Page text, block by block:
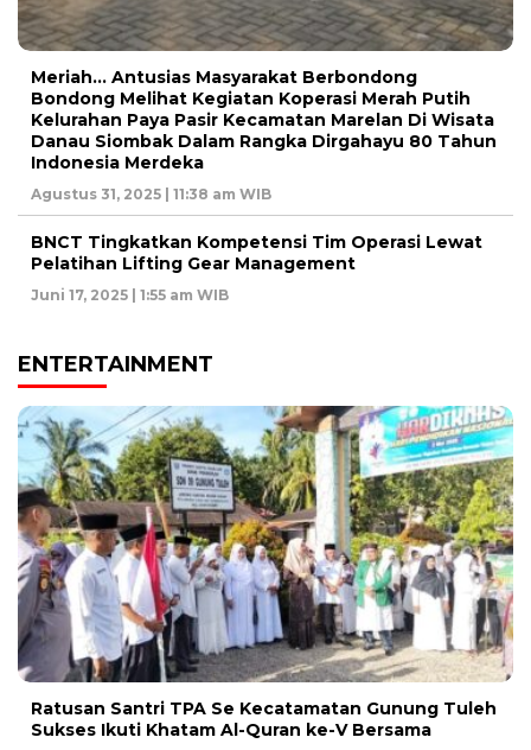
Meriah… Antusias Masyarakat Berbondong
Bondong Melihat Kegiatan Koperasi Merah Putih
Kelurahan Paya Pasir Kecamatan Marelan Di Wisata
Danau Siombak Dalam Rangka Dirgahayu 80 Tahun
Indonesia Merdeka
Agustus 31, 2025 | 11:38 am WIB
BNCT Tingkatkan Kompetensi Tim Operasi Lewat
Pelatihan Lifting Gear Management
Juni 17, 2025 | 1:55 am WIB
ENTERTAINMENT
Ratusan Santri TPA Se Kecatamatan Gunung Tuleh
Sukses Ikuti Khatam Al-Quran ke-V Bersama